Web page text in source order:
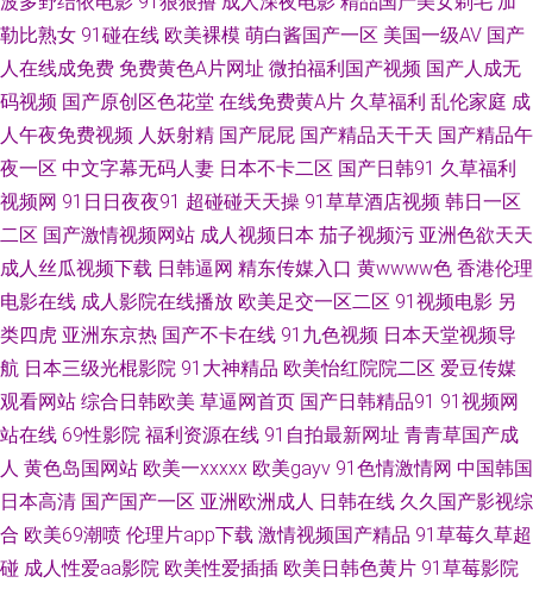
51国产自拍视频 97超碰资源网 亚洲成人A片 亚洲成人在线h 99热这里是精
品 国产传媒系列 另类人妖 日本干逼操 熟女Av 亚洲成人中文网 91愛愛 俺去
射丁香 国产伪娘专区 老湿机网 欧美足交视频 天天色天天操操屄 2026在线h
网 A级视频 豆花视频无码福利 黄色片网站 男人的AV3级 深夜福利导航链接
伊人久久国产精品 91天堂视频 国产精品色色 精品日韩一 欧美激情色色 青娱
乐91超碰 日韩三级麻豆 日韩深夜av福利 伊人网成人在线 91免费WWW 91做
爱官方网站 91偷拍字幕视频 操逼123首页 欧美成人综合 日韩精品视频中文
亚洲另类春色 97自拍网站 国产91黑丝高跟 加勒比激情网 欧美两性性交 日韩
国产 www麻豆tv 久草导航 人人肏屄 婷婷97色色网 伊人午夜理论 99热大香
勒比熟女 91碰在线 欧美裸模 萌白酱国产一区 美国一级AV 国产
人在线成免费 免费黄色A片网址 微拍福利国产视频 国产人成无
码视频 国产原创区色花堂 在线免费黄A片 久草福利 乱伦家庭 成
人午夜免费视频 人妖射精 国产屁屁 国产精品天干天 国产精品午
夜一区 中文字幕无码人妻 日本不卡二区 国产日韩91 久草福利
视频网 91日日夜夜91 超碰碰天天操 91草草酒店视频 韩日一区
二区 国产激情视频网站 成人视频日本 茄子视频污 亚洲色欲天天
成人丝瓜视频下载 日韩逼网 精东传媒入口 黄wwww色 香港伦理
电影在线 成人影院在线播放 欧美足交一区二区 91视频电影 另
类四虎 亚洲东京热 国产不卡在线 91九色视频 日本天堂视频导
航 日本三级光棍影院 91大神精品 欧美怡红院院二区 爱豆传媒
观看网站 综合日韩欧美 草逼网首页 国产日韩精品91 91视频网
站在线 69性影院 福利资源在线 91自拍最新网址 青青草国产成
人 黄色岛国网站 欧美一xxxxx 欧美gayv 91色情激情网 中国韩国
日本高清 国产国产一区 亚洲欧洲成人 日韩在线 久久国产影视综
合 欧美69潮喷 伦理片app下载 激情视频国产精品 91草莓久草超
碰 成人性爱aa影院 欧美性爱插插 欧美日韩色黄片 91草莓影院